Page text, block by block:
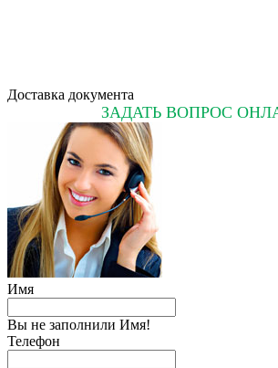
Доставка документа
ЗАДАТЬ ВОПРОС
Имя
Вы не заполнили Имя!
Телефон